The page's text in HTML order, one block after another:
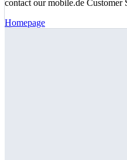
contact our mobile.de
Homepage